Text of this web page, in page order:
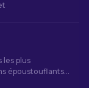
les plus
époustouflants